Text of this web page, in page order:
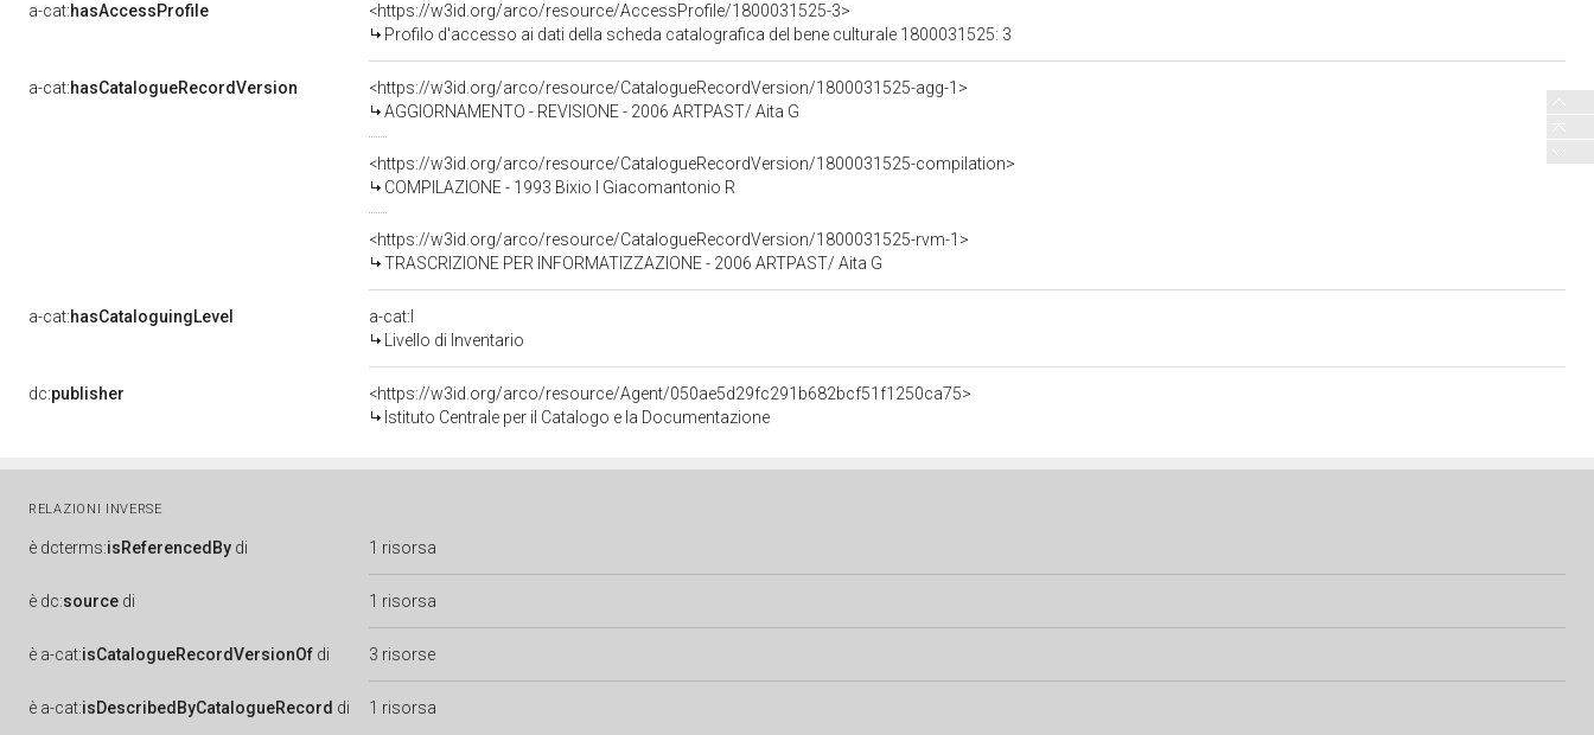
a-cat:hasAccessProfile
<https://w3id.org/arco/resource/AccessProfile/1800031525-3>
Profilo d'accesso ai dati della scheda catalografica del bene culturale 1800031525: 3
a-cat:hasCatalogueRecordVersion
<https://w3id.org/arco/resource/CatalogueRecordVersion/1800031525-agg-1>
AGGIORNAMENTO - REVISIONE - 2006 ARTPAST/ Aita G
<https://w3id.org/arco/resource/CatalogueRecordVersion/1800031525-compilation>
COMPILAZIONE - 1993 Bixio I Giacomantonio R
<https://w3id.org/arco/resource/CatalogueRecordVersion/1800031525-rvm-1>
TRASCRIZIONE PER INFORMATIZZAZIONE - 2006 ARTPAST/ Aita G
a-cat:hasCataloguingLevel
a-cat:I
Livello di Inventario
dc:publisher
<https://w3id.org/arco/resource/Agent/050ae5d29fc291b682bcf51f1250ca75>
Istituto Centrale per il Catalogo e la Documentazione
RELAZIONI INVERSE
è dcterms:isReferencedBy di 1 risorsa
è dc:source di 1 risorsa
è a-cat:isCatalogueRecordVersionOf di 3 risorse
è a-cat:isDescribedByCatalogueRecord di 1 risorsa